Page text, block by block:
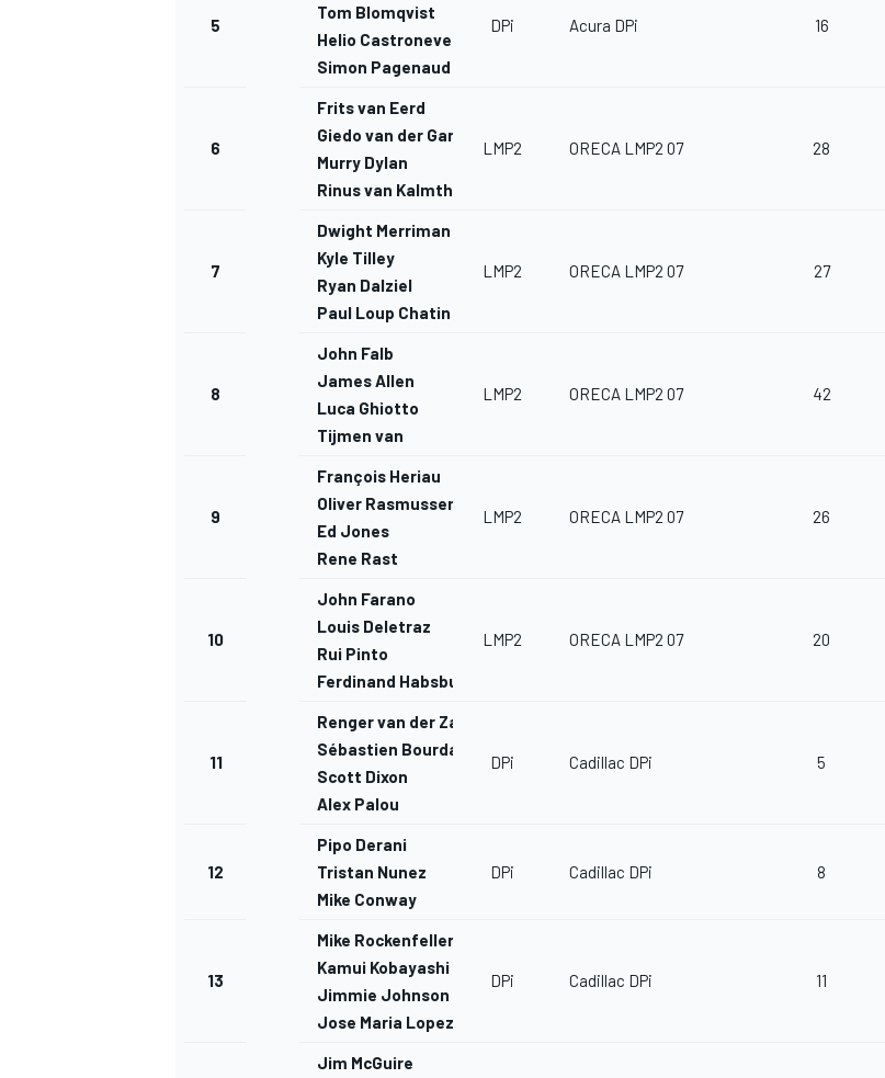
5
Tom Blomqvist
Helio Castroneves
Simon Pagenaud
DPi Acura DPi 16
6
Frits van Eerd
Giedo van der Garde
Murry Dylan
Rinus van Kalmthout
LMP2 ORECA LMP2 07 28
7
Dwight Merriman
Kyle Tilley
Ryan Dalziel
Paul Loup Chatin
LMP2 ORECA LMP2 07 27
8
John Falb
James Allen
Luca Ghiotto
Tijmen van
LMP2 ORECA LMP2 07 42
9
François Heriau
Oliver Rasmussen
Ed Jones
Rene Rast
LMP2 ORECA LMP2 07 26
10
John Farano
Louis Deletraz
Rui Pinto
Ferdinand Habsburg
LMP2 ORECA LMP2 07 20
11
Renger van der Zande
Sébastien Bourdais
Scott Dixon
Alex Palou
DPi Cadillac DPi 5
12
Pipo Derani
Tristan Nunez
Mike Conway
DPi Cadillac DPi 8
13
Mike Rockenfeller
Kamui Kobayashi
Jimmie Johnson
Jose Maria Lopez
DPi Cadillac DPi 11
Jim McGuire